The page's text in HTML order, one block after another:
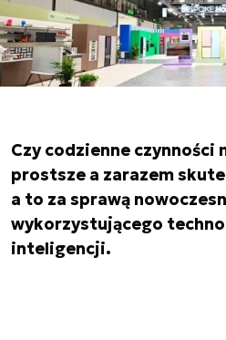
Czy codzienne czynności
prostsze a zarazem
a to za sprawą
wykorzystującego
inteligencji.